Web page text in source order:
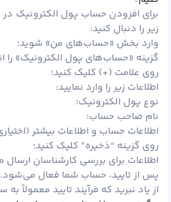
برای افزودن حساب پول الکترونیک
زیر را دنبال کنید:
وارد بخش «حساب‌های من» شوید؛
گزینه «حساب‌های پول الکترونیک» را
روی علامت (+) کلیک کنید؛
اطلاعات زیر را وارد نمایید:
نوع پول الکترونیک؛
نام صاحب حساب؛
اطلاعات حساب و اطلاعات بیشتر
روی گزینه “ذخیره” کلیک کنید؛
اطلاعات برای بررسی کارشناسان
پس از تایید، حساب شما فعال می‌شود.
از یاد نبرید که فرآیند تایید معمولاً